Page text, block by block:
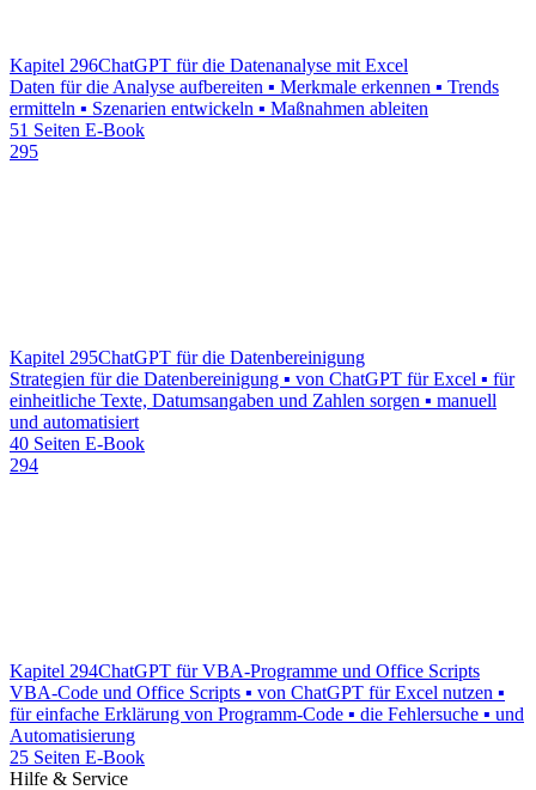
Kapitel 296ChatGPT für die Datenanalyse mit Excel
Daten für die Analyse aufbereiten ▪ Merkmale erkennen ▪ Trends
ermitteln ▪ Szenarien entwickeln ▪ Maßnahmen ableiten
51 Seiten E-Book
295
Kapitel 295ChatGPT für die Datenbereinigung
Strategien für die Datenbereinigung ▪ von ChatGPT für Excel ▪ für
einheitliche Texte, Datumsangaben und Zahlen sorgen ▪ manuell
und automatisiert
40 Seiten E-Book
294
Kapitel 294ChatGPT für VBA-Programme und Office Scripts
VBA-Code und Office Scripts ▪ von ChatGPT für Excel nutzen ▪
für einfache Erklärung von Programm-Code ▪ die Fehlersuche ▪ und
Automatisierung
25 Seiten E-Book
Hilfe & Service